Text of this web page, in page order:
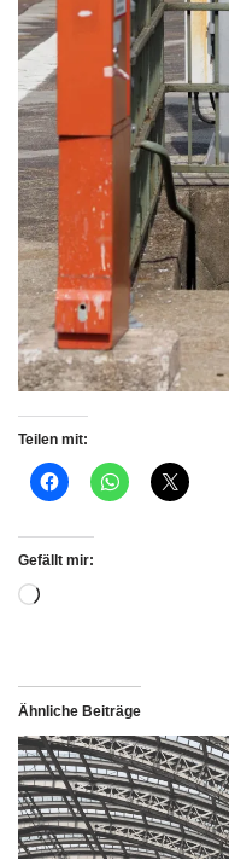
Teilen mit:
Gefällt mir:
Ähnliche Beiträge